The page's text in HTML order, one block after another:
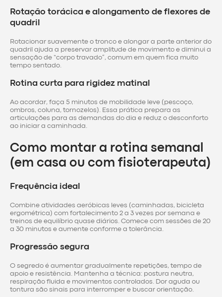
Rotação torácica e alongamento de flexores de
quadril
Rotacionar suavemente o tronco e alongar a parte anterior do
quadril ajuda a preservar amplitude de movimento e diminui a
sensação de “corpo travado”, comum em quem fica muito
tempo sentado.
Rotina curta para rigidez matinal
Ao acordar, faça 5 minutos de mobilidade leve (pescoço,
ombros, coluna, tornozelos). Essa prática prepara as
articulações para as demandas do dia e reduz o desconforto
ao iniciar a caminhada.
Como montar a rotina semanal
(em casa ou com fisioterapeuta)
Frequência ideal
Combine atividades aeróbicas leves (caminhadas, bicicleta
ergométrica) com fortalecimento 2 a 3 vezes por semana e
treinos de equilíbrio quase diários. Comece com sessões de 20
a 30 minutos e aumente conforme a tolerância.
Progressão segura
O segredo é aumentar gradualmente repetições, tempo de
apoio e resistência. Mantenha a técnica: postura neutra,
respiração fluida e movimentos controlados. Dor aguda ou
tontura são sinais para interromper e buscar orientação.